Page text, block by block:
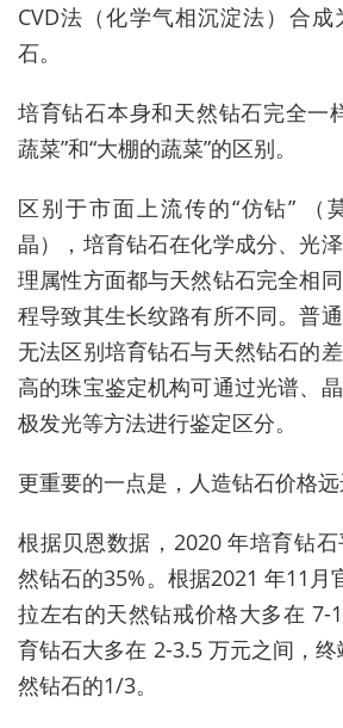
CVD法（化学气相沉淀法）合
石。
培育钻石本身和天然钻石完全一
蔬菜”和“大棚的蔬菜”的区别。
区别于市面上流传的“仿钻” （
晶），培育钻石在化学成分、光
理属性方面都与天然钻石完全相
程导致其生长纹路有所不同。普
无法区别培育钻石与天然钻石的
高的珠宝鉴定机构可通过光谱、
极发光等方法进行鉴定区分。
更重要的一点是，人造钻石价格远
根据贝恩数据，2020 年培育钻
然钻石的35%。根据2021 年11月
拉左右的天然钻戒价格大多在 7-
育钻石大多在 2-3.5 万元之间，
然钻石的1/3。